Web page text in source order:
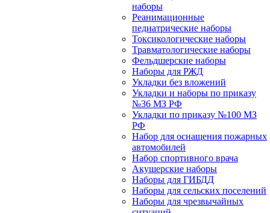
наборы
Реанимационные
педиатрические наборы
Токсикологические наборы
Травматологические наборы
Фельдшерские наборы
Наборы для РЖД
Укладки без вложений
Укладки и наборы по приказу
№36 МЗ РФ
Укладки по приказу №100 МЗ
РФ
Набор для оснащения пожарных
автомобилей
Набор спортивного врача
Акушерские наборы
Наборы для ГИБДД
Наборы для сельских поселений
Наборы для чрезвычайных